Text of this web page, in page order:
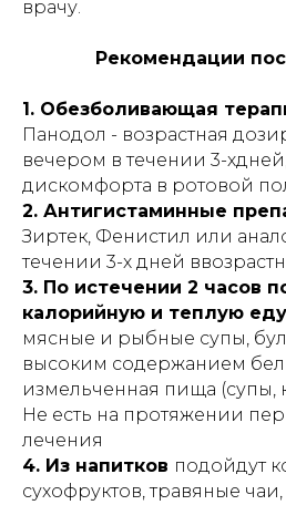
врачу.
Рекомендации
1. Обезболивающая
Панодол - возрастная
вечером в течении 3-
дискомфорта в ротовой
2. Антигистаминные
Зиртек, Фенистил или
течении 3-х дней
3. По истечении 2 часов
калорийную и теплую еду
мясные и рыбные супы,
высоким содержанием
измельченная пища (супы,
Не есть на протяжении
лечения
4. Из напитков подойдут
сухофруктов, травяные